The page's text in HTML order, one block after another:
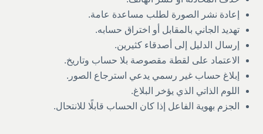
إعادة نشر الصورة لطلب مساعدة عامة.
تهديد الجاني بالمقابل أو اختراق حسابه.
إرسال الدليل إلى أصدقاء كثيرين.
الاعتماد على لقطة مقصوصة بلا حساب وتاريخ.
إبلاغ حساب غير رسمي يدعي استرجاع الصور.
اللوم الذاتي الذي يؤخر البلاغ.
الجزم بهوية الفاعل إذا كان الحساب قابلًا للانتحال.